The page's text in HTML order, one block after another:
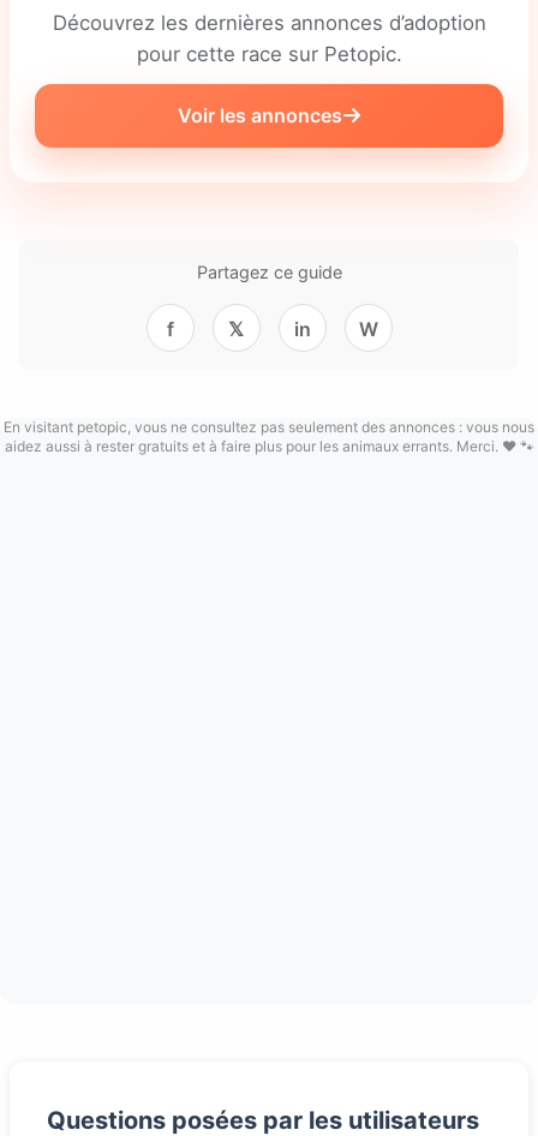
Découvrez les dernières annonces d’adoption
pour cette race sur Petopic.
Voir les annonces
Partagez ce guide
f 𝕏 in W
En visitant petopic, vous ne consultez pas seulement des annonces : vous nous
aidez aussi à rester gratuits et à faire plus pour les animaux errants. Merci. ❤️ 🐾
Questions posées par les utilisateurs